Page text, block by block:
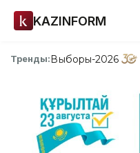
KAZINFORM
Тренды:Выборы-2026